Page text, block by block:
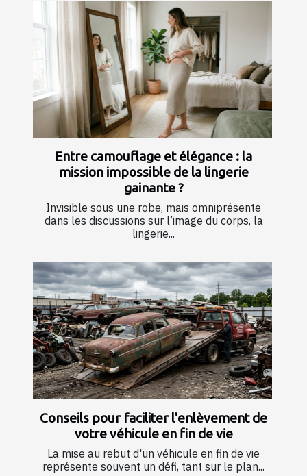
Entre camouflage et élégance : la
mission impossible de la lingerie
gainante ?
Invisible sous une robe, mais omniprésente
dans les discussions sur l’image du corps, la
lingerie...
Conseils pour faciliter l'enlèvement de
votre véhicule en fin de vie
La mise au rebut d'un véhicule en fin de vie
représente souvent un défi, tant sur le plan...